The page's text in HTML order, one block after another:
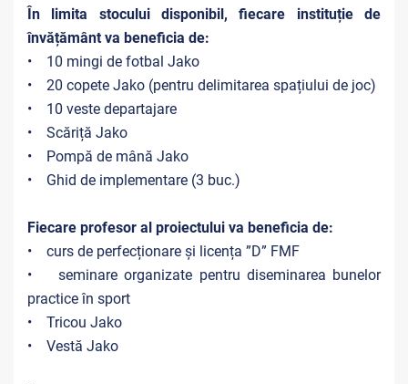
În limita stocului disponibil, fiecare instituție de
învățământ va beneficia de:
• 10 mingi de fotbal Jako
• 20 copete Jako (pentru delimitarea spațiului de joc)
• 10 veste departajare
• Scăriță Jako
• Pompă de mână Jako
• Ghid de implementare (3 buc.)
Fiecare profesor al proiectului va beneficia de:
• curs de perfecționare și licența ”D” FMF
• seminare organizate pentru diseminarea bunelor
practice în sport
• Tricou Jako
• Vestă Jako